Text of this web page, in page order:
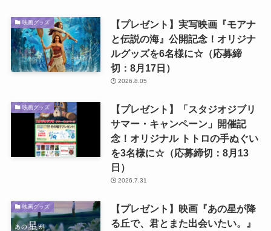
映画グッズ
【プレゼント】実写映画『モアナ
と伝説の海』公開記念！オリジナ
ルグッズを6名様に☆（応募締
切：8月17日）
2026.8.05
映画グッズ
【プレゼント】「スタジオジブリ
サマー・キャンペーン」開催記
念！オリジナル トトロの手ぬぐい
を3名様に☆（応募締切：8月13
日）
2026.7.31
映画グッズ
【プレゼント】映画『あの星が降
る丘で、君とまた出会いたい。』